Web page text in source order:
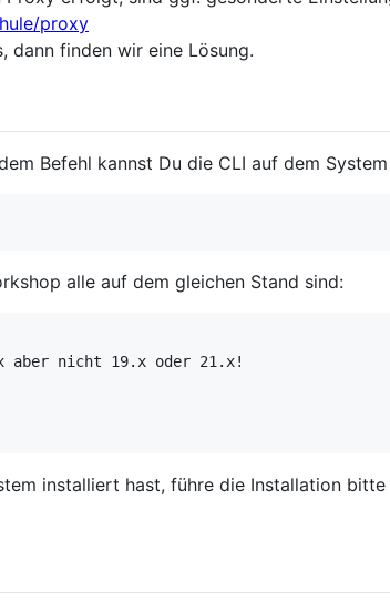
proxy
dann finden wir eine Lösung.
Befehl kannst Du die CLI auf dem
alle auf dem gleichen Stand sind:
aber nicht 19.x oder 21.x!
installiert hast, führe die Installation